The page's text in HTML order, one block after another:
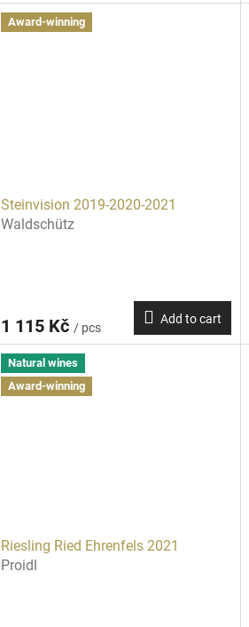
Award-winning
Steinvision 2019-2020-2021
Waldschütz
1 115 Kč / pcs
Add to cart
Natural wines
Award-winning
Riesling Ried Ehrenfels 2021
Proidl